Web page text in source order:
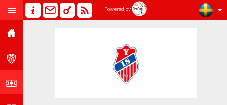
Powered by